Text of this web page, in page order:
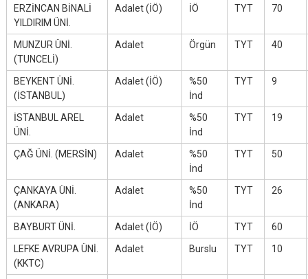
ERZİNCAN BİNALİ
YILDIRIM ÜNİ.
Adalet (İÖ) İÖ TYT 70
MUNZUR ÜNİ.
(TUNCELİ)
Adalet Örgün TYT 40
BEYKENT ÜNİ.
(İSTANBUL)
Adalet (İÖ)
%50
İnd
TYT 9
İSTANBUL AREL
ÜNİ.
Adalet
%50
İnd
TYT 19
ÇAĞ ÜNİ. (MERSİN) Adalet
%50
İnd
TYT 50
ÇANKAYA ÜNİ.
(ANKARA)
Adalet
%50
İnd
TYT 26
BAYBURT ÜNİ. Adalet (İÖ) İÖ TYT
60
LEFKE AVRUPA ÜNİ.
(KKTC)
Adalet Burslu TYT 10